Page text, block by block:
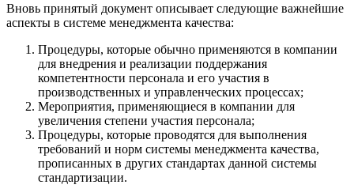
Вновь принятый документ описывает следующие важнейшие
аспекты в системе менеджмента качества:
Процедуры, которые обычно применяются в компании
для внедрения и реализации поддержания
компетентности персонала и его участия в
производственных и управленческих процессах;
Мероприятия, применяющиеся в компании для
увеличения степени участия персонала;
Процедуры, которые проводятся для выполнения
требований и норм системы менеджмента качества,
прописанных в других стандартах данной системы
стандартизации.